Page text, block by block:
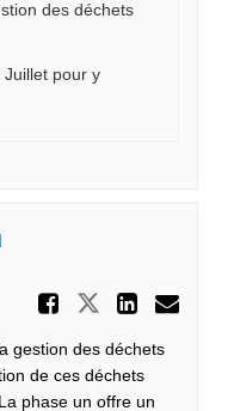
des déchets
Juillet pour y
Partager
gestion des déchets
de ces déchets
phase un offre un